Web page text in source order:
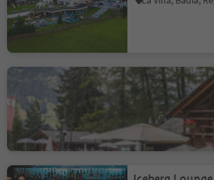
Ütia L'Tamá
Badia, Regione